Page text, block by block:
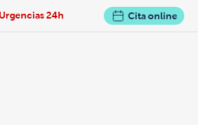
Urgencias 24h Cita online